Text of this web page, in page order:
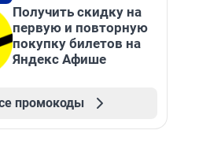
Получить скидку на
первую и повторную
покупку билетов на
Яндекс Афише
промокоды